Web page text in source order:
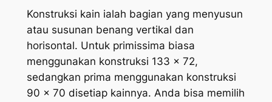
Konstruksi kain ialah bagian yang menyusun
atau susunan benang vertikal dan
horisontal. Untuk primissima biasa
menggunakan konstruksi 133 x 72,
sedangkan prima menggunakan konstruksi
90 x 70 disetiap kainnya. Anda bisa memilih